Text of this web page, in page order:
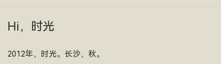
Hi，时光
2012年，时光。长沙，秋。